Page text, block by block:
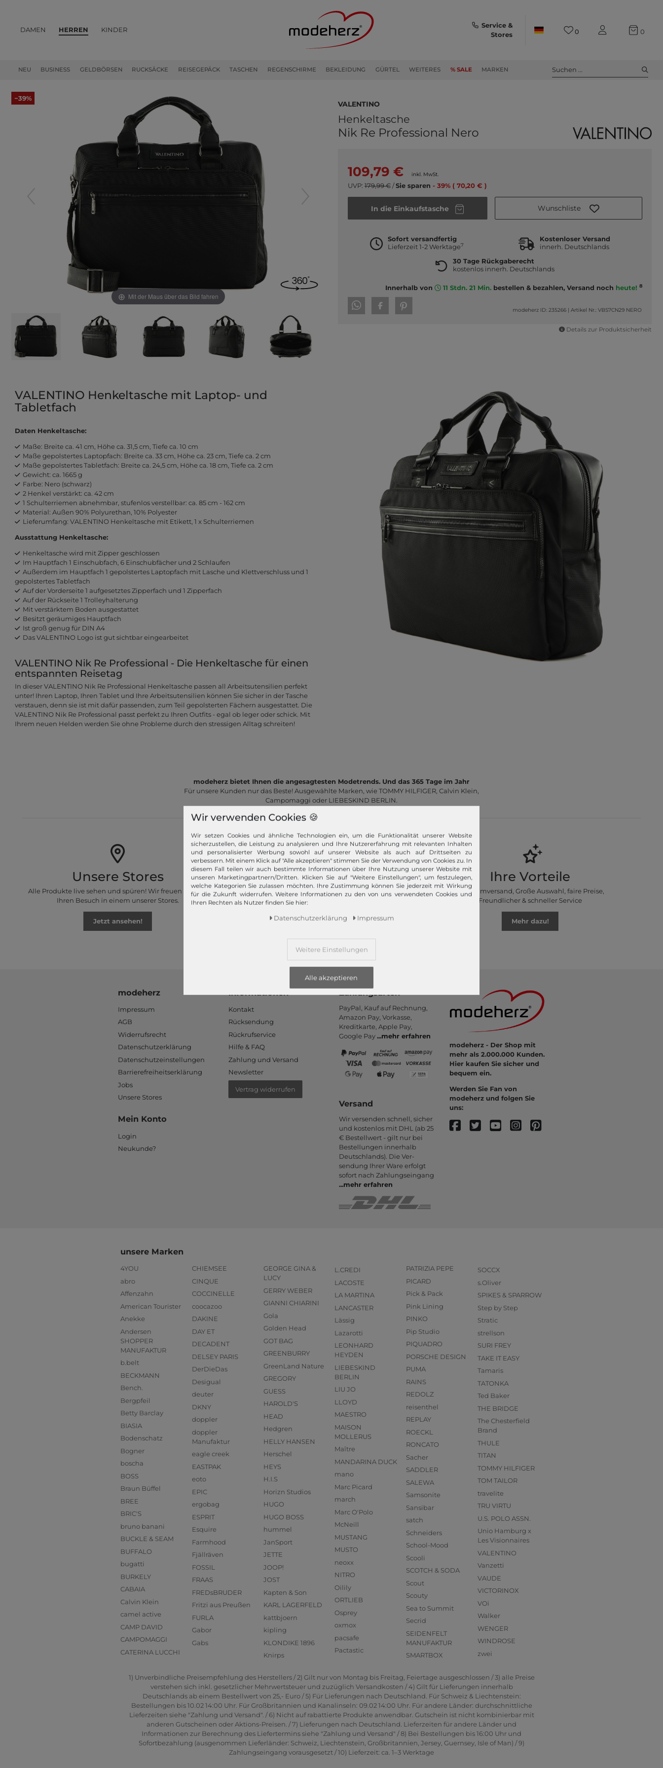
DAMEN HERREN
NEU BUSINESS GELDBÖRSEN RUCKSÄCKE REISEGEPÄCK TASCHEN REGENSCHIRME BEKLEIDUNG GÜRTEL WEITERES % SALE MARKEN
KINDER
Service &
Stores
0 0
Suchen ...
−39%
Mit der Maus über das Bild fahren
VALENTINO
Henkeltasche
Nik Re Professional Nero
109,79 € inkl. MwSt.
UVP: 179,99 €/Sie sparen - 39% ( 70,20 € )
In die Einkaufstasche Wunschliste
Sofort versandfertig
Lieferzeit 1-2 Werktage7
Kostenloser Versand
innerh. Deutschlands
30 Tage Rückgaberecht
kostenlos innerh. Deutschlands
Innerhalb von 11 Stdn. 21 Min.bestellen & bezahlen, Versand noch heute! 8
modeherz ID: 235266 |Artikel Nr.: VBS7CN29 NERO
Details zur Produktsicherheit
VALENTINO Henkeltasche mit Laptop- und
Tabletfach
Daten Henkeltasche:
Maße: Breite ca. 41 cm, Höhe ca. 31,5 cm, Tiefe ca. 10 cm
Maße gepolstertes Laptopfach: Breite ca. 33 cm, Höhe ca. 23 cm, Tiefe ca. 2 cm
Maße gepolstertes Tabletfach: Breite ca. 24,5 cm, Höhe ca. 18 cm, Tiefe ca. 2 cm
Gewicht: ca. 1665 g
Farbe: Nero (schwarz)
2 Henkel verstärkt: ca. 42 cm
1 Schulterriemen abnehmbar, stufenlos verstellbar: ca. 85 cm - 162 cm
Material: Außen 90% Polyurethan, 10% Polyester
Lieferumfang: VALENTINO Henkeltasche mit Etikett, 1 x Schulterriemen
Ausstattung Henkeltasche:
Henkeltasche wird mit Zipper geschlossen
Im Hauptfach 1 Einschubfach, 6 Einschubfächer und 2 Schlaufen
Außerdem im Hauptfach 1 gepolstertes Laptopfach mit Lasche und Klettverschluss und 1
gepolstertes Tabletfach
Auf der Vorderseite 1 aufgesetztes Zipperfach und 1 Zipperfach
Auf der Rückseite 1 Trolleyhalterung
Mit verstärktem Boden ausgestattet
Besitzt geräumiges Hauptfach
Ist groß genug für DIN A4
Das VALENTINO Logo ist gut sichtbar eingearbeitet
VALENTINO Nik Re Professional - Die Henkeltasche für einen
entspannten Reisetag
In dieser VALENTINO Nik Re Professional Henkeltasche passen all Arbeitsutensilien perfekt
unter! Ihren Laptop, Ihren Tablet und Ihre Arbeitsutensilien können Sie sicher in der Tasche
verstauen, denn sie ist mit dafür passenden, zum Teil gepolsterten Fächern ausgestattet. Die
VALENTINO Nik Re Professional passt perfekt zu Ihren Outfits - egal ob leger oder schick. Mit
Ihrem neuen Helden werden Sie ohne Probleme durch den stressigen Alltag schreiten!
modeherz bietet Ihnen die angesagtesten Modetrends. Und das 365 Tage im Jahr
Für unsere Kunden nur das Beste! Ausgewählte Marken, wie TOMMY HILFIGER, Calvin Klein,
Campomaggi oder LIEBESKIND BERLIN.
Unsere Stores
Alle Produkte live sehen und spüren! Wir freuen uns auf
Ihren Besuch in einem unserer Stores.
Jetzt ansehen!
Schneller Versand!
Wir versenden Ihre Bestellung schnell per
Premiumversand.
Mehr dazu!
Ihre Vorteile
Premiumversand, Große Auswahl, faire Preise,
Freundlicher & schneller Service
Mehr dazu!
modeherz
Impressum
AGB
Widerrufsrecht
Datenschutzerklärung
Datenschutzeinstellungen
Barrierefreiheitserklärung
Jobs
Unsere Stores
Mein Konto
Login
Neukunde?
Informationen
Kontakt
Rücksendung
Rückrufservice
Hilfe & FAQ
Zahlung und Versand
Newsletter
Vertrag widerrufen
Zahlungsarten
PayPal, Kauf auf Rechnung,
Amazon Pay, Vor­kasse,
Kredit­karte, Apple Pay,
Google Pay...mehr erfahren
Versand
Wir versenden schnell, sicher
und kostenlos mit DHL (ab 25
€ Bestell­wert - gilt nur bei
Bestel­lungen inner­halb
Deutsch­lands). Die Ver­
sendung Ihrer Ware er­folgt
sofort nach Zahlungs­eingang
...mehr erfahren
modeherz - Der Shop mit
mehr als 2.000.000 Kunden.
Hier kaufen Sie sicher und
bequem ein.
Werden Sie Fan von
modeherz und folgen Sie
uns:
unsere Marken
4YOU
abro
Affenzahn
American Tourister
Anekke
Andersen
SHOPPER
MANUFAKTUR
b.belt
BECKMANN
Bench.
Bergpfeil
Betty Barclay
BIASIA
Bodenschatz
Bogner
boscha
BOSS
Braun Büffel
BREE
BRIC'S
bruno banani
BUCKLE & SEAM
BUFFALO
bugatti
BURKELY
CABAIA
Calvin Klein
camel active
CAMP DAVID
CAMPOMAGGI
CATERINA LUCCHI
CHIEMSEE
CINQUE
COCCINELLE
coocazoo
DAKINE
DAY ET
DECADENT
DELSEY PARIS
DerDieDas
Desigual
deuter
DKNY
doppler
doppler
Manufaktur
eagle creek
EASTPAK
eoto
EPIC
ergobag
ESPRIT
Esquire
Farmhood
Fjällräven
FOSSIL
FRAAS
FREDsBRUDER
Fritzi aus Preußen
FURLA
Gabor
Gabs
GEORGE GINA &
LUCY
GERRY WEBER
GIANNI CHIARINI
Gola
Golden Head
GOT BAG
GREENBURRY
GreenLand Nature
GREGORY
GUESS
HAROLD'S
HEAD
Hedgren
HELLY HANSEN
Herschel
HEYS
H.I.S
Horizn Studios
HUGO
HUGO BOSS
hummel
JanSport
JETTE
JOOP!
JOST
Kapten & Son
KARL LAGERFELD
kattbjoern
kipling
KLONDIKE 1896
Knirps
L.CREDI
LACOSTE
LA MARTINA
LANCASTER
Lässig
Lazarotti
LEONHARD
HEYDEN
LIEBESKIND
BERLIN
LIU JO
LLOYD
MAESTRO
MAISON
MOLLERUS
Maître
MANDARINA DUCK
mano
Marc Picard
march
Marc O'Polo
McNeill
MUSTANG
MUSTO
neoxx
NITRO
Oilily
ORTLIEB
Osprey
oxmox
pacsafe
Pactastic
PATRIZIA PEPE
PICARD
Pick & Pack
Pink Lining
PINKO
Pip Studio
PIQUADRO
PORSCHE DESIGN
PUMA
RAINS
REDOLZ
reisenthel
REPLAY
ROECKL
RONCATO
Sacher
SADDLER
SALEWA
Samsonite
Sansibar
satch
Schneiders
School-Mood
Scooli
SCOTCH & SODA
Scout
Scouty
Sea to Summit
Secrid
SEIDENFELT
MANUFAKTUR
SMARTBOX
SOCCX
s.Oliver
SPIKES & SPARROW
Step by Step
Stratic
strellson
SURI FREY
TAKE IT EASY
Tamaris
TATONKA
Ted Baker
THE BRIDGE
The Chesterfield
Brand
THULE
TITAN
TOMMY HILFIGER
TOM TAILOR
travelite
TRU VIRTU
U.S. POLO ASSN.
Unio Hamburg x
Les Visionnaires
VALENTINO
Vanzetti
VAUDE
VICTORINOX
VOi
Walker
WENGER
WINDROSE
zwei
1) Unverbindliche Preisempfehlung des Herstellers / 2) Gilt nur von Montag bis Freitag, Feiertage ausgeschlossen / 3) alle Preise
verstehen sich inkl. gesetzlicher Mehrwertsteuer und zuzüglich Versandkosten / 4) Gilt für Lieferungen innerhalb
Deutschlands ab einem Bestellwert von 25,- Euro / 5) Für Lieferungen nach Deutschland. Für Schweiz & Liechtenstein:
Bestellungen bis 10.02 14:00 Uhr. Für Großbritannien und Kanalinseln: 09.02 14:00 Uhr. Für andere Länder: durchschnittliche
Lieferzeiten siehe "Zahlung und Versand". / 6) Nicht auf rabattierte Produkte anwendbar. Gutschein ist nicht kombinierbar mit
anderen Gutscheinen oder Aktions-Preisen. / 7) Lieferungen nach Deutschland. Lieferzeiten für andere Länder und
Informationen zur Berechnung des Liefertermins siehe "Zahlung und Versand" / 8) Bei Bestellungen bis 16:00 Uhr und
Sofortbezahlung (ausgenommen Lieferländer: Schweiz, Liechtenstein, Großbritannien, Jersey, Guernsey, Isle of Man) / 9)
Zahlungseingang vorausgesetzt / 10) Lieferzeit: ca. 1–3 Werktage
Wir verwenden Cookies 🍪
Wir setzen Cookies und ähnliche Technologien ein, um die Funktionalität unserer Website
sicherzustellen, die Leistung zu analysieren und Ihre Nutzererfahrung mit relevanten Inhalten
und personalisierter Werbung sowohl auf unserer Website als auch auf Drittseiten zu
verbessern. Mit einem Klick auf "Alle akzeptieren" stimmen Sie der Verwendung von Cookies zu. In
diesem Fall teilen wir auch bestimmte Informationen über Ihre Nutzung unserer Website mit
unseren Marketingpartnern/Dritten. Klicken Sie auf "Weitere Einstellungen", um festzulegen,
welche Kategorien Sie zulassen möchten. Ihre Zustimmung können Sie jederzeit mit Wirkung
für die Zukunft widerrufen. Weitere Informationen zu den von uns verwendeten Cookies und
Ihren Rechten als Nutzer finden Sie hier:
Daten­schutz­erklärung Impressum
Weitere Einstellungen
Alle akzeptieren